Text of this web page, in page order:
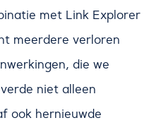
met Link Explorer
meerdere verloren
die we
niet alleen
ook hernieuwde